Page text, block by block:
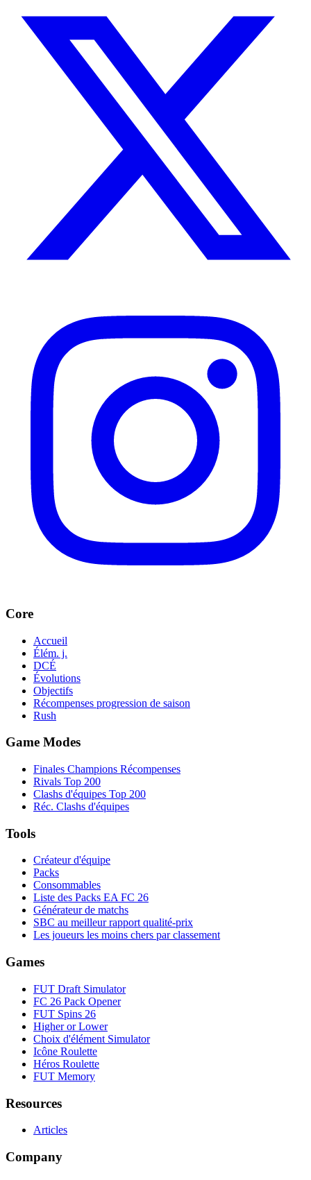
Core
Accueil
Élém. j.
DCÉ
Évolutions
Objectifs
Récompenses progression de saison
Rush
Game Modes
Finales Champions Récompenses
Rivals Top 200
Clashs d'équipes Top 200
Réc. Clashs d'équipes
Tools
Créateur d'équipe
Packs
Consommables
Liste des Packs EA FC 26
Générateur de matchs
SBC au meilleur rapport qualité-prix
Les joueurs les moins chers par classement
Games
FUT Draft Simulator
FC 26 Pack Opener
FUT Spins 26
Higher or Lower
Choix d'élément Simulator
Icône Roulette
Héros Roulette
FUT Memory
Resources
Articles
Company